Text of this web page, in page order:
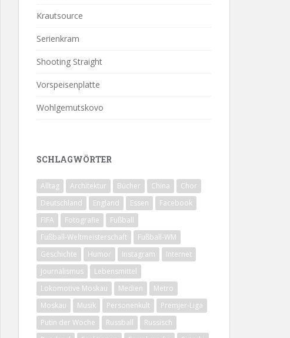
Krautsource
Serienkram
Shooting Straight
Vorspeisenplatte
Wohlgemutskovo
SCHLAGWÖRTER
Alltag Architektur Bücher China
Chor
Deutschland
England Essen
Facebook
FIFA
Fotografie
Fußball
Fußball-Weltmeisterschaft
Fußball-WM
Geschichte
Humor Instagram
Internet
Journalismus
Lebensmittel
Lokomotive Moskau
Medien
Metro
Moskau
Musik Personenkult
Premjer-Liga
Putin der Woche
Russball
Russisch